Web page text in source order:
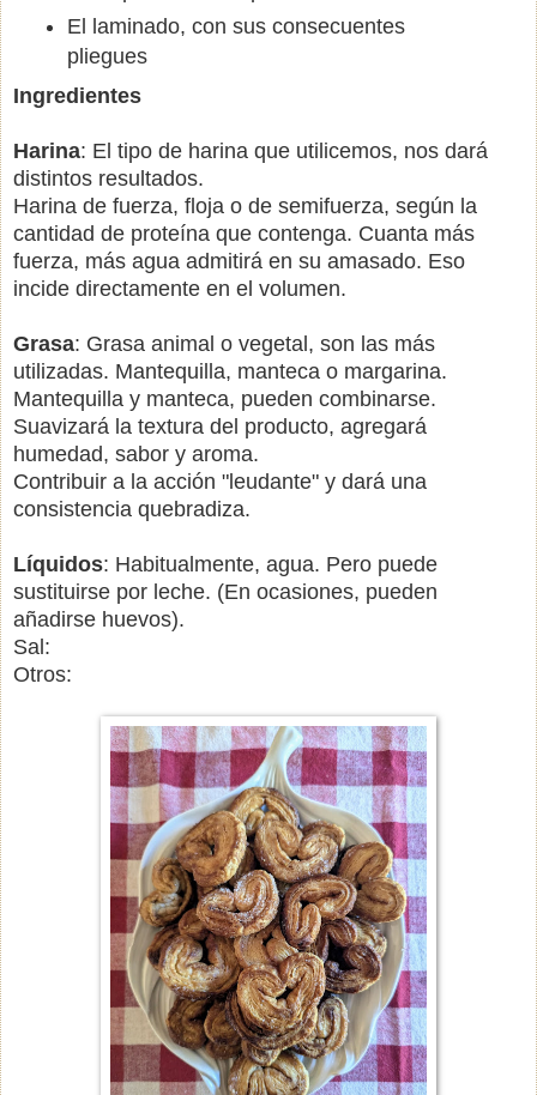
El laminado, con sus consecuentes
pliegues
Ingredientes
Harina: El tipo de harina que utilicemos, nos dará
distintos resultados.
Harina de fuerza, floja o de semifuerza, según la
cantidad de proteína que contenga. Cuanta más
fuerza, más agua admitirá en su amasado. Eso
incide directamente en el volumen.
Grasa: Grasa animal o vegetal, son las más
utilizadas. Mantequilla, manteca o margarina.
Mantequilla y manteca, pueden combinarse.
Suavizará la textura del producto, agregará
humedad, sabor y aroma.
Contribuir a la acción "leudante" y dará una
consistencia quebradiza.
Líquidos: Habitualmente, agua. Pero puede
sustituirse por leche. (En ocasiones, pueden
añadirse huevos).
Sal:
Otros: